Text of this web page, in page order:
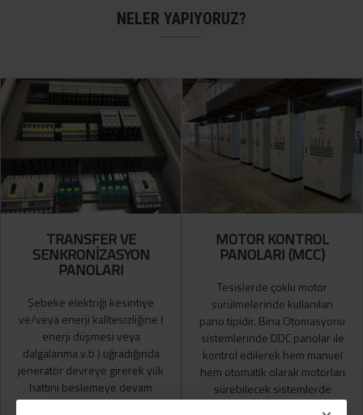
NELER YAPIYORUZ?
TRANSFER VE
SENKRONİZASYON
PANOLARI
Şebeke elektriği kesintiye
ve/veya enerji kalitesizliğine (
enerji düşmesi veya
dalgalanma v.b ) uğradığında
jeneratör devreye girerek yük
hattını beslemeye devam
eder.
MOTOR KONTROL
PANOLARI (MCC)
Tesislerde çoklu motor
sürülmelerinde kullanılan
pano tipidir. Bina Otomasyonu
sistemlerinde DDC panolar ile
kontrol edilerek hem manuel
hem otomatik olarak motorları
sürebilecek sistemlerde
üretilir..